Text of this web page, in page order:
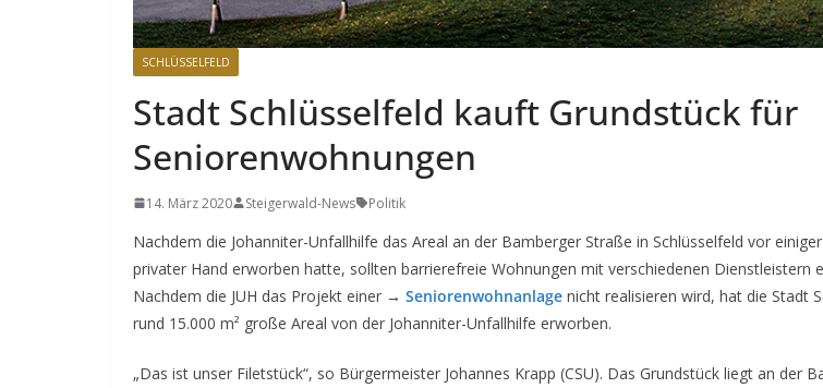
SCHLÜSSELFELD
Stadt Schlüsselfeld kauft Grundstück für
Seniorenwohnungen
14. März 2020 Steigerwald-News Politik
Nachdem die Johanniter-Unfallhilfe das Areal an der Bamberger Straße in Schlüsselfeld vor
privater Hand erworben hatte, sollten barrierefreie Wohnungen mit verschiedenen Dienstleistern
Nachdem die JUH das Projekt einer → Seniorenwohnanlage nicht realisieren wird, hat die Stadt
rund 15.000 m² große Areal von der Johanniter-Unfallhilfe erworben.
„Das ist unser Filetstück“, so Bürgermeister Johannes Krapp (CSU). Das Grundstück liegt an der